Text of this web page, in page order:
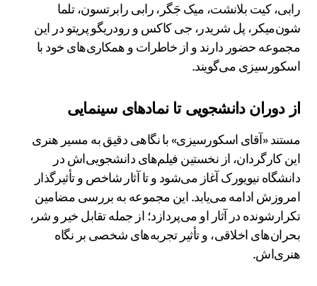
رابی، کیت بلانشت، میک جَگر، رابی رابرتسون، تلما
شون‌میکر، پل شریدر، جی کاکس و رودریگو پریتو در این
مجموعه حضور دارند و از خاطرات و همکاری‌های خود با
اسکورسیزی می‌گویند.
از دوران دانشجویی تا نمادهای سینمایی
مستند «آقای اسکورسیزی» با نگاهی دقیق به مسیر هنری
این کارگردان، از نخستین فیلم‌های دانشجویی‌اش در
دانشگاه نیویورک آغاز می‌شود و تا آثار شاخص و تأثیرگذار
امروزش ادامه می‌یابد. این مجموعه به بررسی مضامین
تکرارشونده در آثار او می‌پردازد؛ از جمله تقابل خیر و شر،
بحران‌های اخلاقی، و تأثیر تجربه‌های شخصی بر نگاه
هنری‌اش.